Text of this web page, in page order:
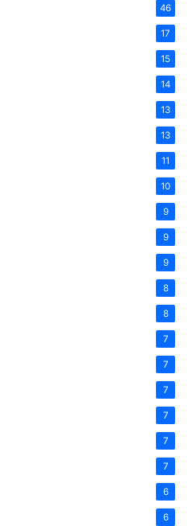
46
17
15
14
13
13
11
10
9
9
9
8
8
7
7
7
7
7
7
6
6